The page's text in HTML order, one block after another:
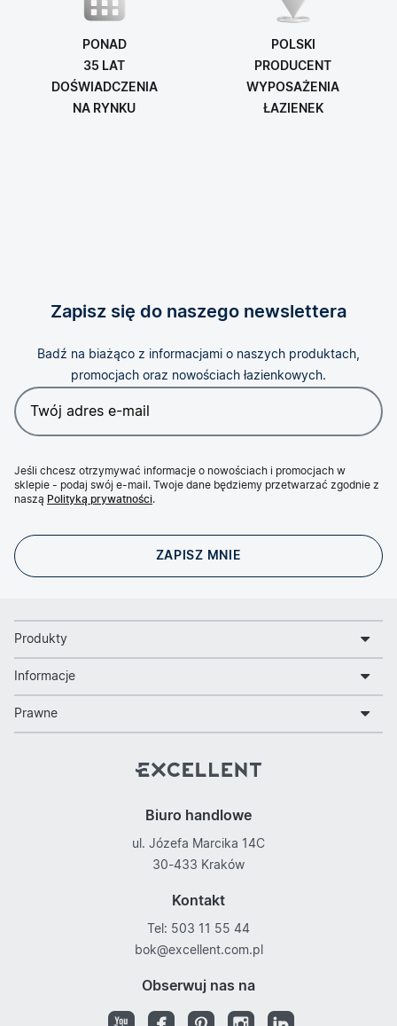
PONAD
35 LAT
DOŚWIADCZENIA
NA RYNKU
POLSKI
PRODUCENT
WYPOSAŻENIA
ŁAZIENEK
Zapisz się do naszego newslettera
Badź na biażąco z informacjami o naszych produktach,
promocjach oraz nowościach łazienkowych.
Jeśli chcesz otrzymywać informacje o nowościach i promocjach w
sklepie - podaj swój e-mail. Twoje dane będziemy przetwarzać zgodnie z
naszą Polityką prywatności.
Produkty
Informacje
Prawne
Biuro handlowe
ul. Józefa Marcika 14C
30-433 Kraków
Kontakt
Tel: 503 11 55 44
bok@excellent.com.pl
Obserwuj nas na